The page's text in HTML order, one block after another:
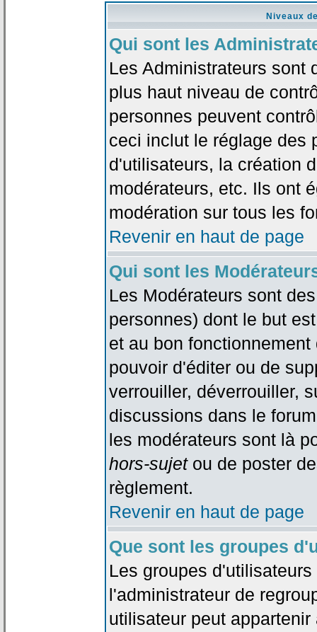
Niveaux
Qui sont les
Les Administrateurs sont
plus haut niveau de
personnes peuvent
ceci inclut le réglage des
d'utilisateurs, la création
modérateurs, etc. Ils ont
modération sur tous les
Revenir en haut de page
Qui sont les
Les Modérateurs sont
personnes) dont le but
et au bon
pouvoir d'éditer ou de
verrouiller, déverrouiller,
discussions dans le
les modérateurs sont là
hors-sujetou de poster
règlement.
Revenir en haut de page
Que sont les groupes
Les groupes
l'administrateur de
utilisateur peut